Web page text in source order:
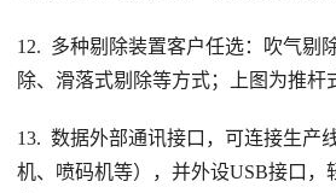
12. 多种剔除装置客户任选：吹气剔
除、滑落式剔除等方式；上图为推杆
13. 数据外部通讯接口，可连接生产
机、喷码机等），并外设USB接口，